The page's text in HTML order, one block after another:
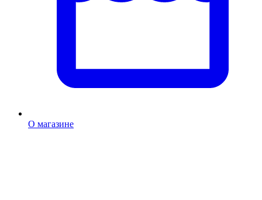
О магазине